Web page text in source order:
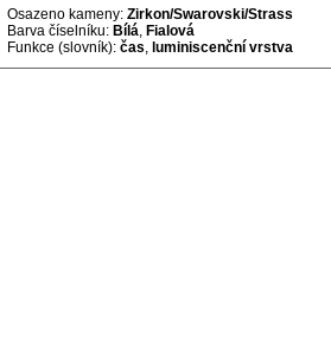
Osazeno kameny: Zirkon/Swarovski/Strass
Barva číselníku: Bílá, Fialová
Funkce (slovník): čas, luminiscenční vrstva